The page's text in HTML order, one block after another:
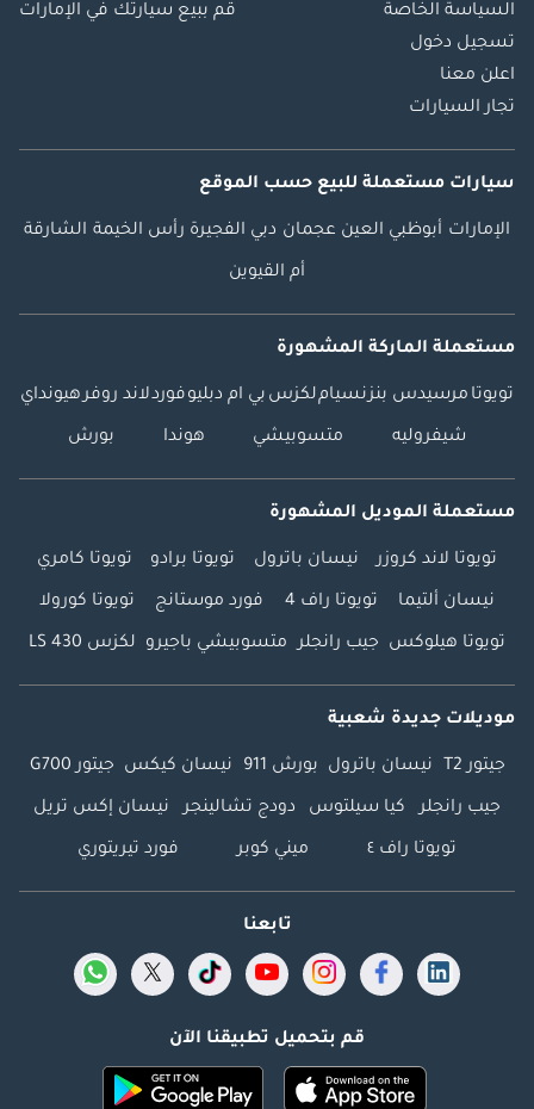
السياسة الخاصة
تسجيل دخول
اعلن معنا
تجار السيارات
قم ببيع سيارتك في الإمارات
سيارات مستعملة للبيع حسب الموقع
الإمارات أبوظبي العين عجمان دبي الفجيرة رأس الخيمة الشارقة
أم القيوين
مستعملة الماركة المشهورة
تويوتا مرسيدس بنزنسياملكزس بي ام دبليوفوردلاند روفرهيونداي
شيفروليه متسوبيشي هوندا بورش
مستعملة الموديل المشهورة
تويوتا لاند كروزر نيسان باترول تويوتا برادو تويوتا كامري
نيسان ألتيما تويوتا راف 4 فورد موستانج تويوتا كورولا
تويوتا هيلوكس جيب رانجلر متسوبيشي باجيرو لكزس LS 430
موديلات جديدة شعبية
جيتور T2 نيسان باترول بورش 911 نيسان كيكس جيتور G700
جيب رانجلر كيا سيلتوس دودج تشالينجر نيسان إكس تريل
تويوتا راف ٤ ميني كوبر فورد تيريتوري
تابعنا
قم بتحميل تطبيقنا الآن